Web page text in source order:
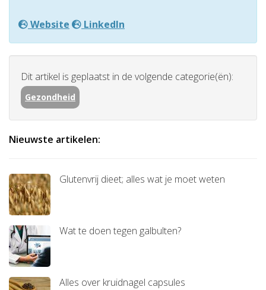
Website LinkedIn
Dit artikel is geplaatst in de volgende categorie(ën):
Gezondheid
Nieuwste artikelen:
Glutenvrij dieet; alles wat je moet weten
Wat te doen tegen galbulten?
Alles over kruidnagel capsules